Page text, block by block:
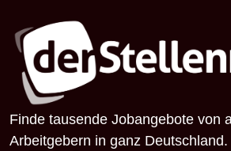
Finde tausende Jobangebote von
Arbeitgebern in ganz Deutschland.